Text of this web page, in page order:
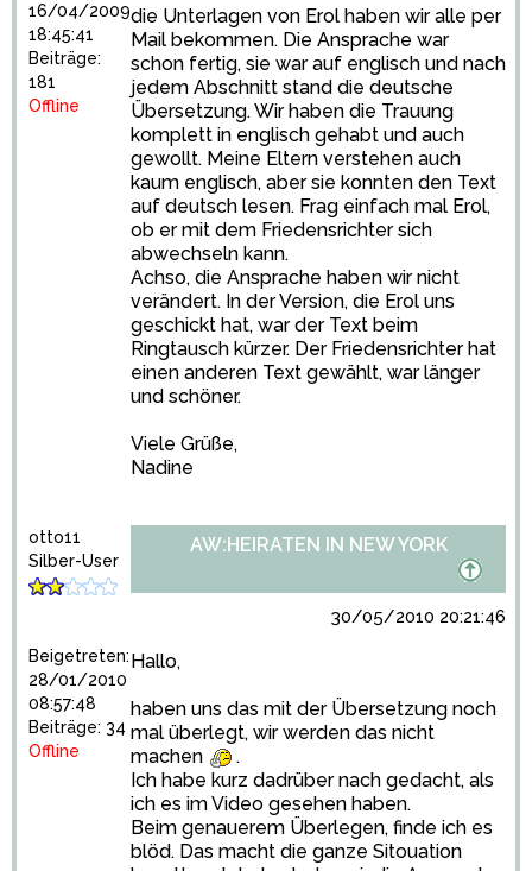
16/04/2009
18:45:41
Beiträge:
181
Offline
die Unterlagen von Erol haben wir alle per
Mail bekommen. Die Ansprache war
schon fertig, sie war auf englisch und nach
jedem Abschnitt stand die deutsche
Übersetzung. Wir haben die Trauung
komplett in englisch gehabt und auch
gewollt. Meine Eltern verstehen auch
kaum englisch, aber sie konnten den Text
auf deutsch lesen. Frag einfach mal Erol,
ob er mit dem Friedensrichter sich
abwechseln kann.
Achso, die Ansprache haben wir nicht
verändert. In der Version, die Erol uns
geschickt hat, war der Text beim
Ringtausch kürzer. Der Friedensrichter hat
einen anderen Text gewählt, war länger
und schöner.
Viele Grüße,
Nadine
otto11
Silber-User
Beigetreten:
28/01/2010
08:57:48
Beiträge: 34
Offline
AW:HEIRATEN IN NEW YORK
30/05/2010 20:21:46
Hallo,
haben uns das mit der Übersetzung noch
mal überlegt, wir werden das nicht
machen
.
Ich habe kurz dadrüber nach gedacht, als
ich es im Video gesehen haben.
Beim genauerem Überlegen, finde ich es
blöd. Das macht die ganze Sitouation